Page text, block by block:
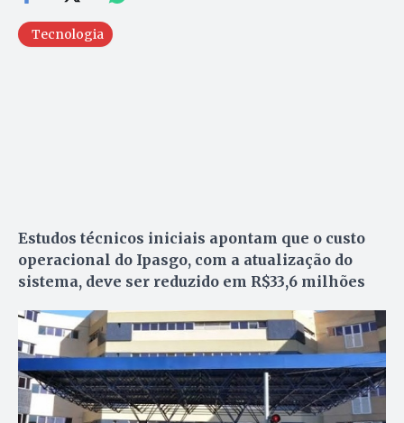
Tecnologia
Estudos técnicos iniciais apontam que o custo
operacional do Ipasgo, com a atualização do
sistema, deve ser reduzido em R$33,6 milhões